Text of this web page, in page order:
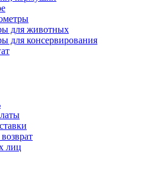
для животных
для консервирования
лиц